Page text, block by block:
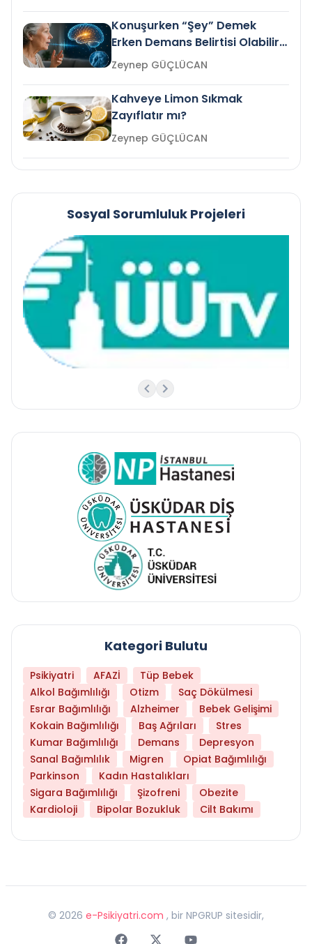
Konuşurken “Şey” Demek
Erken Demans Belirtisi Olabilir
mi?
Zeynep GÜÇLÜCAN
Kahveye Limon Sıkmak
Zayıflatır mı?
Zeynep GÜÇLÜCAN
Sosyal Sorumluluk Projeleri
Kategori Bulutu
Psikiyatri AFAZİ
Tüp Bebek
Alkol Bağımlılığı
Otizm
Saç Dökülmesi
Esrar Bağımlılığı
Alzheimer
Bebek Gelişimi
Kokain Bağımlılığı
Baş Ağrıları
Stres
Kumar Bağımlılığı
Demans
Depresyon
Sanal Bağımlılık
Migren
Opiat Bağımlılığı
Parkinson
Kadın Hastalıkları
Sigara Bağımlılığı
Şizofreni
Obezite
Kardioloji
Bipolar Bozukluk Cilt Bakımı
© 2026 e-Psikiyatri.com , bir NPGRUP sitesidir,